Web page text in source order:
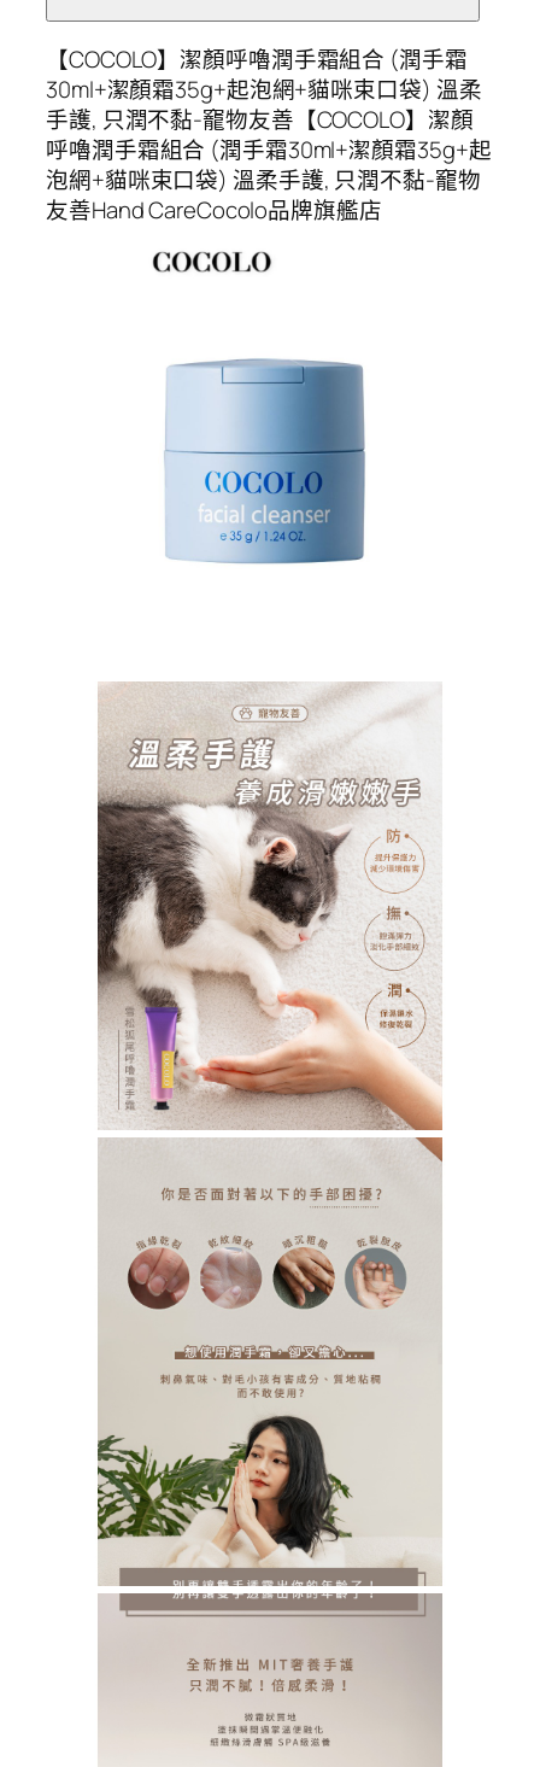
【COCOLO】潔顏呼嚕潤手霜組合 (潤手霜
30ml+潔顏霜35g+起泡網+貓咪束口袋) 溫柔
手護, 只潤不黏-竉物友善【COCOLO】潔顏
呼嚕潤手霜組合 (潤手霜30ml+潔顏霜35g+起
泡網+貓咪束口袋) 溫柔手護, 只潤不黏-竉物
友善Hand CareCocolo品牌旗艦店